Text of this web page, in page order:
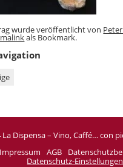
wurde veröffentlicht von
als Bookmark.
Dispensa – Vino, Caffé… con
Impressum
AGB
Datenschutz-Einstellungen